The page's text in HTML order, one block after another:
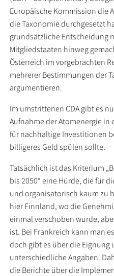
Europäische Kommission die
die Taxonomie durchgesetzt
grundsätzliche Entscheidung
Mitgliedstaaten hinweg
Österreich im vorgebrachten
mehrerer Bestimmungen der
argumentieren.
Im umstrittenen CDA gibt es
Aufnahme der Atomenergie in
für nachhaltige Investitionen
billigeres Geld spülen sollte.
Tatsächlich ist das Kriterium
bis 2050“ eine Hürde, die für
und organisatorisch kaum zu
hier Finnland, wo die
einmal verschoben wurde,
ist. Bei Frankreich kann man
doch gibt es über die
unterschiedliche Angaben.
die Berichte über die